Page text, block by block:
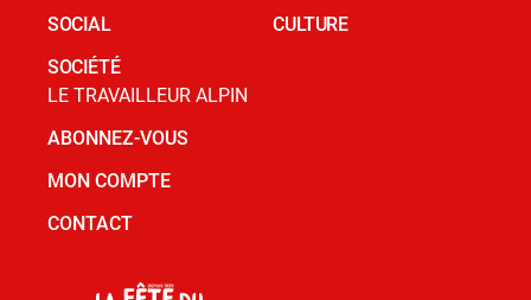
SOCIAL
SOCIÉTÉ
CULTURE
LE TRAVAILLEUR ALPIN
ABONNEZ-VOUS
MON COMPTE
CONTACT